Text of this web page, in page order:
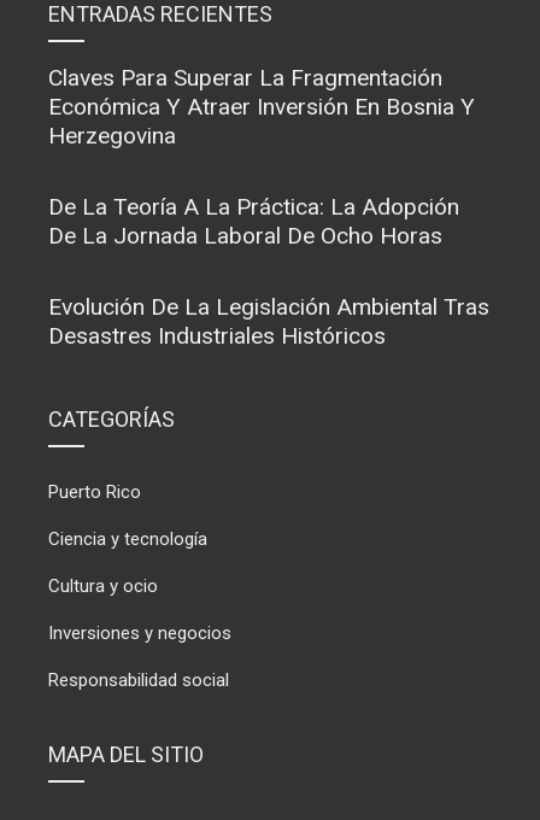
ENTRADAS RECIENTES
Claves Para Superar La Fragmentación
Económica Y Atraer Inversión En Bosnia Y
Herzegovina
De La Teoría A La Práctica: La Adopción
De La Jornada Laboral De Ocho Horas
Evolución De La Legislación Ambiental Tras
Desastres Industriales Históricos
CATEGORÍAS
Puerto Rico
Ciencia y tecnología
Cultura y ocio
Inversiones y negocios
Responsabilidad social
MAPA DEL SITIO